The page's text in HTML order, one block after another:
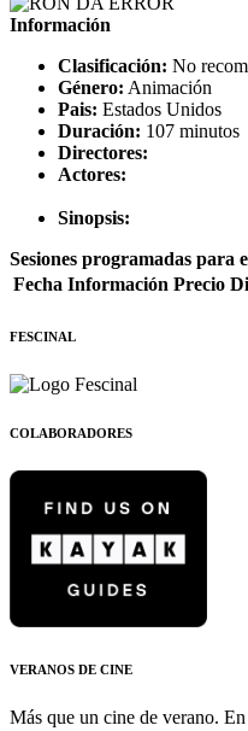
Información
Clasificación: No
Género: Animación
Pais: Estados Unidos
Duración: 107 minutos
Directores:
Actores:
Sinopsis:
Sesiones programadas para
Fecha Información Precio
FESCINAL
COLABORADORES
VERANOS DE CINE
Más que un cine de verano.